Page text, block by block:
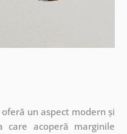
un aspect modern și
care acoperă marginile